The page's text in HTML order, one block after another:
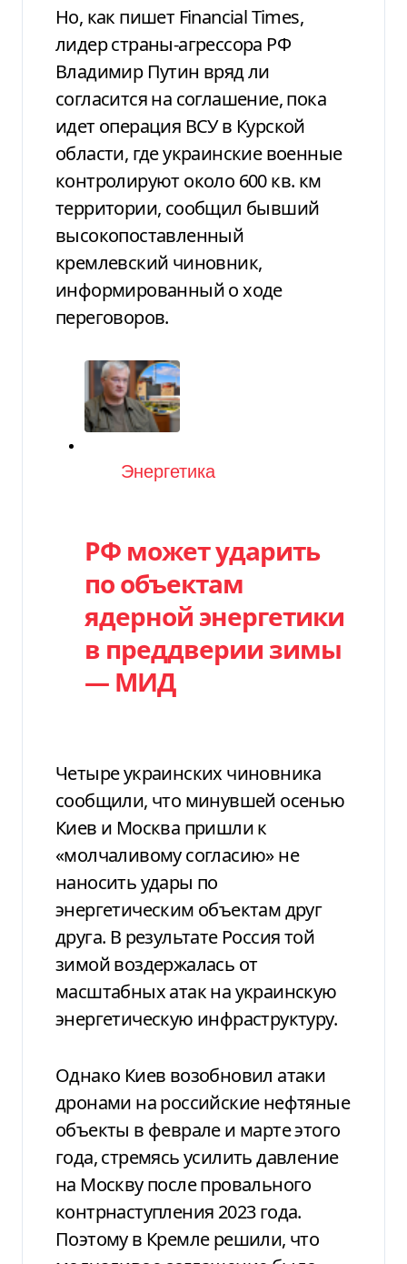
Но, как пишет Financial Times,
лидер страны-агрессора РФ
Владимир Путин вряд ли
согласится на соглашение, пока
идет операция ВСУ в Курской
области, где украинские военные
контролируют около 600 кв. км
территории, сообщил бывший
высокопоставленный
кремлевский чиновник,
информированный о ходе
переговоров.
Категория
Энергетика
РФ может ударить
по объектам
ядерной энергетики
в преддверии зимы
— МИД
Четыре украинских чиновника
сообщили, что минувшей осенью
Киев и Москва пришли к
«молчаливому согласию» не
наносить удары по
энергетическим объектам друг
друга. В результате Россия той
зимой воздержалась от
масштабных атак на украинскую
энергетическую инфраструктуру.
Однако Киев возобновил атаки
дронами на российские нефтяные
объекты в феврале и марте этого
года, стремясь усилить давление
на Москву после провального
контрнаступления 2023 года.
Поэтому в Кремле решили, что